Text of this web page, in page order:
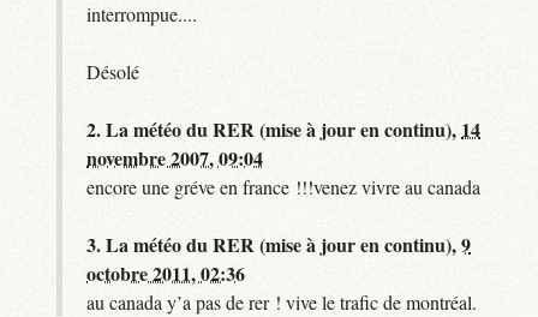
interrompue....
Désolé
2.La météo du RER (mise à jour en continu), 14
novembre 2007, 09:04
encore une gréve en france !!!venez vivre au canada
3.La météo du RER (mise à jour en continu),9
octobre 2011, 02:36
au canada y’a pas de rer ! vive le trafic de montréal.